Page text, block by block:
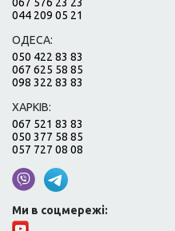
067 576 23 23
044 209 05 21
ОДЕСА:
050 422 83 83
067 625 58 85
098 322 83 83
ХАРКІВ:
067 521 83 83
050 377 58 85
057 727 08 08
Ми в соцмережі: